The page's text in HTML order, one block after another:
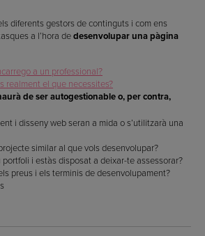
diferents gestors de continguts i com ens
a l’hora dedesenvolupar una pàgina
a un professional?
realment el que necessites?
de ser autogestionable o, per contra,
i disseny web seran a mida o s’utilitzarà una
similar al que vols desenvolupar?
portfoli i estàs disposat a deixar-te assessorar?
preus i els terminis de desenvolupament?